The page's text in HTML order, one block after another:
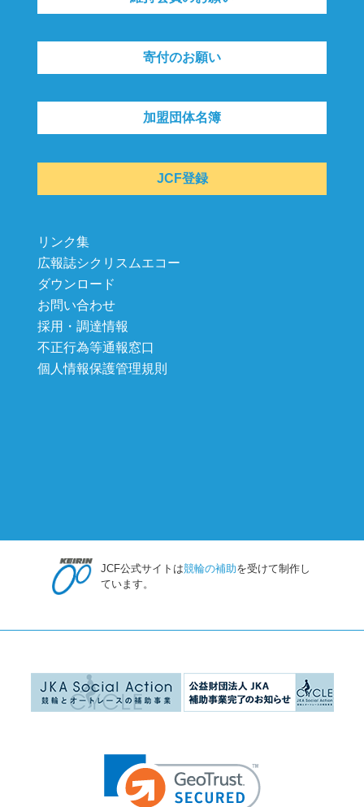
寄付のお願い
加盟団体名簿
JCF登録
リンク集
広報誌シクリスムエコー
ダウンロード
お問い合わせ
採用・調達情報
不正行為等通報窓口
個人情報保護管理規則
JCF公式サイトは競輪の補助を受けて制作し
ています。